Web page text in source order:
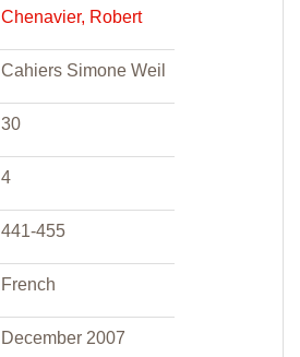
Chenavier, Robert
Cahiers Simone Weil
30
4
441-455
French
December 2007